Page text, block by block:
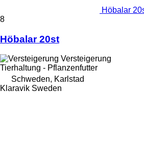
Höbalar
8
Höbalar 20st
Versteigerung
Tierhaltung - Pflanzenfutter
Schweden, Karlstad
Klaravik Sweden